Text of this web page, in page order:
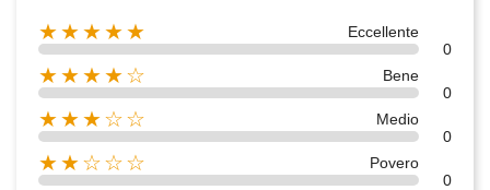
★★★★★
Eccellente
0
★★★★☆
Bene
0
★★★☆☆
Medio
0
★★☆☆☆
Povero
0